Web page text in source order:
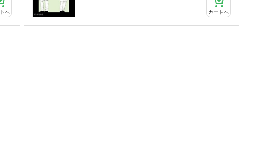
へ カートへ